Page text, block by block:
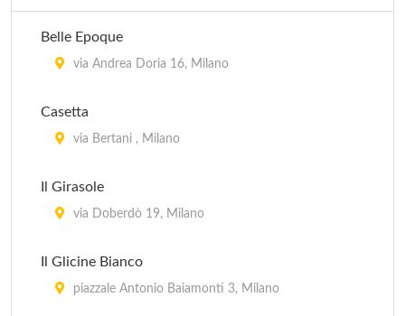
Belle Epoque
via Andrea Doria 16, Milano
Casetta
via Bertani , Milano
Il Girasole
via Doberdò 19, Milano
Il Glicine Bianco
piazzale Antonio Baiamonti 3, Milano